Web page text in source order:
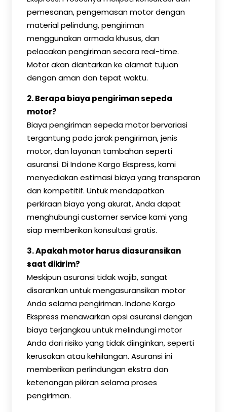
pemesanan, pengemasan motor dengan
material pelindung, pengiriman
menggunakan armada khusus, dan
pelacakan pengiriman secara real-time.
Motor akan diantarkan ke alamat tujuan
dengan aman dan tepat waktu.
2. Berapa biaya pengiriman sepeda
motor?
Biaya pengiriman sepeda motor bervariasi
tergantung pada jarak pengiriman, jenis
motor, dan layanan tambahan seperti
asuransi. Di Indone Kargo Ekspress, kami
menyediakan estimasi biaya yang transparan
dan kompetitif. Untuk mendapatkan
perkiraan biaya yang akurat, Anda dapat
menghubungi customer service kami yang
siap memberikan konsultasi gratis.
3. Apakah motor harus diasuransikan
saat dikirim?
Meskipun asuransi tidak wajib, sangat
disarankan untuk mengasuransikan motor
Anda selama pengiriman. Indone Kargo
Ekspress menawarkan opsi asuransi dengan
biaya terjangkau untuk melindungi motor
Anda dari risiko yang tidak diinginkan, seperti
kerusakan atau kehilangan. Asuransi ini
memberikan perlindungan ekstra dan
ketenangan pikiran selama proses
pengiriman.